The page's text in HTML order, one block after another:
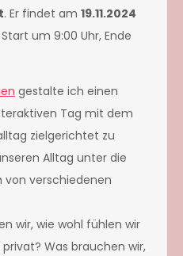
. Er findet am 19.11.2024
um 9:00 Uhr, Ende
gestalte ich einen
Tag mit dem
zielgerichtet zu
Alltag unter die
von verschiedenen
wir, wie wohl fühlen wir
Was brauchen wir,